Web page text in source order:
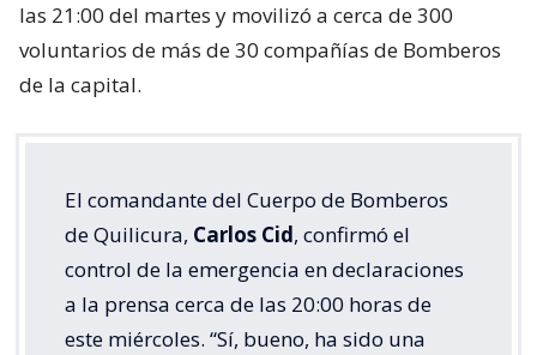
las 21:00 del martes y movilizó a cerca de 300
voluntarios de más de 30 compañías de Bomberos
de la capital.
El comandante del Cuerpo de Bomberos
de Quilicura, Carlos Cid, confirmó el
control de la emergencia en declaraciones
a la prensa cerca de las 20:00 horas de
este miércoles. “Sí, bueno, ha sido una